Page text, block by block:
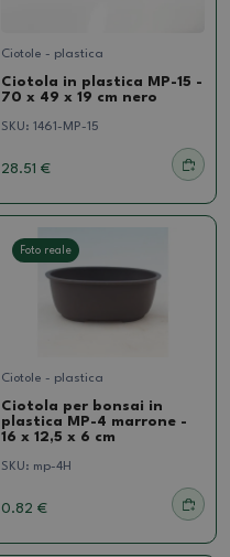
Ciotole - plastica
Ciotola in plastica MP-15 -
70 x 49 x 19 cm nero
SKU: 1461-MP-15
28.51 €
Foto reale
Ciotole - plastica
Ciotola per bonsai in
plastica MP-4 marrone -
16 x 12,5 x 6 cm
SKU: mp-4H
0.82 €